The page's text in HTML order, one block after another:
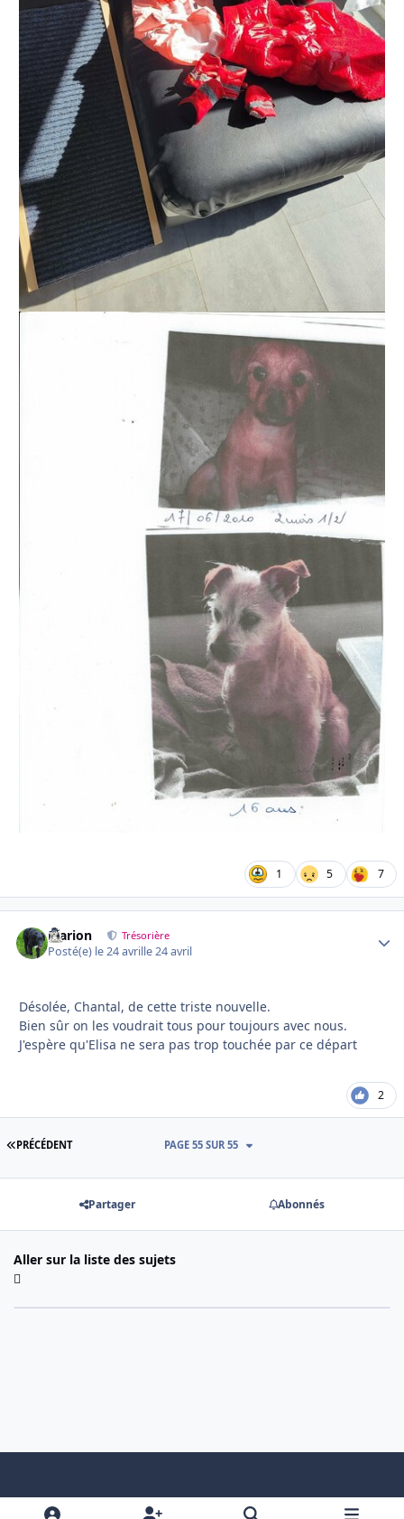
1 5 7
Marion Trésorière
Posté(e) le 24 avrille 24 avril
Désolée, Chantal, de cette triste nouvelle.
Bien sûr on les voudrait tous pour toujours avec nous.
J'espère qu'Elisa ne sera pas trop touchée par ce départ
2
PREMIÈRE PAGE
PRÉCÉDENT PAGE 55 SUR 55
Partager Abonnés
Aller sur la liste des sujets
Light ModeDark ModeSystem Preference x